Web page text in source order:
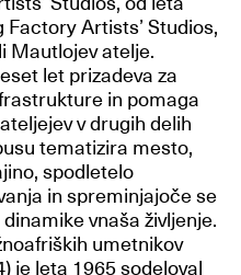
Factory Artists’ Studios,
Mautlojev atelje.
let prizadeva za
in pomaga
v drugih delih
tematizira mesto,
spodletelo
in spreminjajoče se
vnaša življenje.
umetnikov
je leta 1965 sodeloval